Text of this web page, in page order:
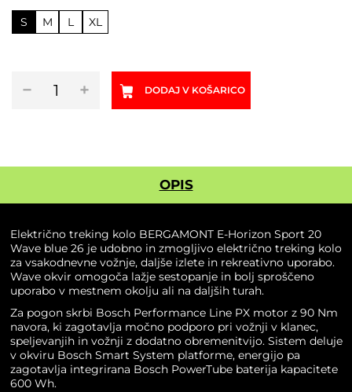
S M L XL
−
treking
blue
26
količina
+ DODAJ V KOŠARICO
OPIS
Električno treking kolo BERGAMONT E-Horizon Sport 20
Wave blue 26 je udobno in zmogljivo električno treking kolo
za vsakodnevne vožnje, daljše izlete in rekreativno uporabo.
Wave okvir omogoča lažje sestopanje in bolj sproščeno
uporabo v mestnem okolju ali na daljših turah.
Za pogon skrbi Bosch Performance Line PX motor z 90 Nm
navora, ki zagotavlja močno podporo pri vožnji v klanec,
speljevanjih in vožnji z dodatno obremenitvijo. Sistem deluje
v okviru Bosch Smart System platforme, energijo pa
zagotavlja integrirana Bosch PowerTube baterija kapacitete
600 Wh.